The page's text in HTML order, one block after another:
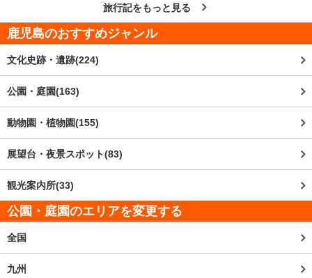
旅行記をもっと見る
鹿児島のおすすめジャンル
文化史跡・遺跡(224)
公園・庭園(163)
動物園・植物園(155)
展望台・夜景スポット(83)
観光案内所(33)
公園・庭園のエリアを変更する
全国
九州